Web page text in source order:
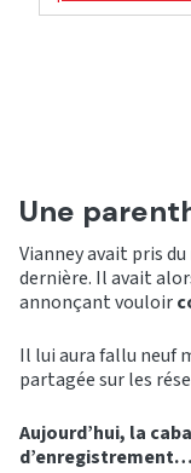
Une
Vianney avait pris
dernière. Il avait
annonçant vouloir
Il lui aura fallu neuf
partagée sur les
Aujourd’hui, la
d’enregistrement…